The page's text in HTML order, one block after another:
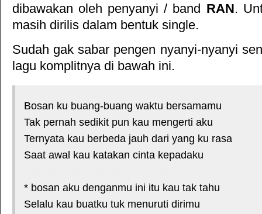
dibawakan oleh penyanyi / band RAN.
masih dirilis dalam bentuk single.
Sudah gak sabar pengen nyanyi-nyanyi
lagu komplitnya di bawah ini.
Bosan ku buang-buang waktu bersamamu
Tak pernah sedikit pun kau mengerti aku
Ternyata kau berbeda jauh dari yang ku rasa
Saat awal kau katakan cinta kepadaku
* bosan aku denganmu ini itu kau tak tahu
Selalu kau buatku tuk menuruti dirimu